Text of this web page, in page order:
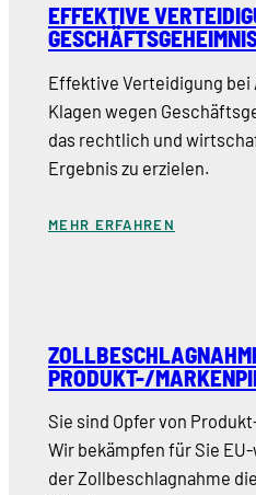
EFFEKTIVE
Effektive Verteidigung bei
Klagen wegen
das rechtlich und
Ergebnis zu erzielen.
MEHR ERFAHREN
PRODUKT-/
Sie sind Opfer von
Wir bekämpfen für Sie
der Zollbeschlagnahme